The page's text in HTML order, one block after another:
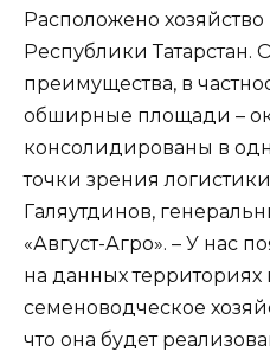
Расположено
Республики Татарстан.
преимущества, в
обширные площади –
консолидированы в
точки зрения
Галяутдинов,
«Август-Агро». – У нас
на данных территориях
семеноводческое
что она будет